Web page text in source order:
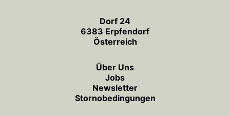
Dorf 24
6383 Erpfendorf
Österreich
Über Uns
Jobs
Newsletter
Stornobedingungen